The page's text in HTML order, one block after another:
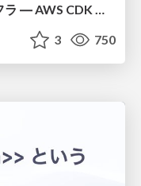
ソフトウェア設計に溶けるインフラ ― AWS CDK のインフラ認識論
3 750